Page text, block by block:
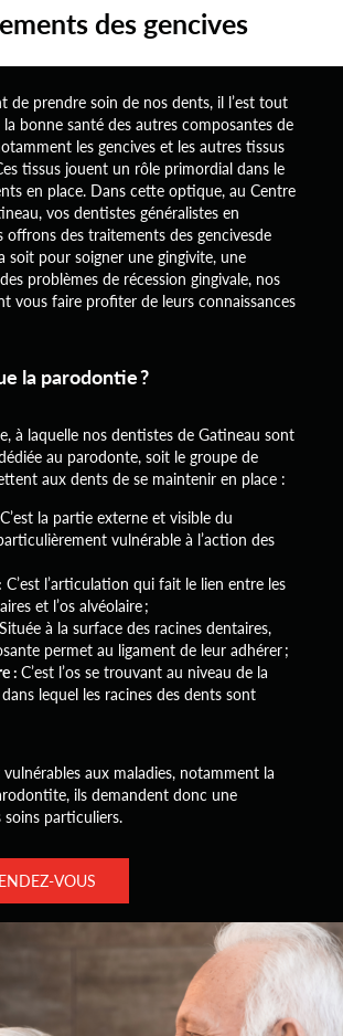
des gencives
de prendre soin de nos dents, il l’est tout
bonne santé des autres composantes de
les gencives et les autres tissus
tissus jouent un rôle primordial dans le
en place. Dans cette optique, au Centre
vos dentistes généralistes en
offrons des traitements des gencivesde
soit pour soigner une gingivite, une
problèmes de récession gingivale, nos
vous faire profiter de leurs connaissances
la parodontie ?
à laquelle nos dentistes de Gatineau sont
au parodonte, soit le groupe de
aux dents de se maintenir en place :
C’est la partie externe et visible du
vulnérable à l’action des
C’est l’articulation qui fait le lien entre les
et l’os alvéolaire ;
Située à la surface des racines dentaires,
permet au ligament de leur adhérer ;
: C’est l’os se trouvant au niveau de la
lequel les racines des dents sont
aux maladies, notamment la
ils demandent donc une
particuliers.
VOUS